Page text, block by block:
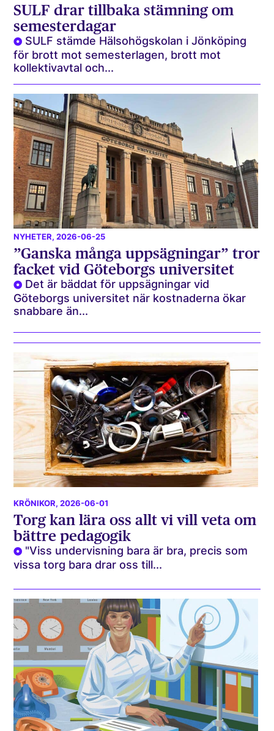
SULF drar tillbaka stämning om
semesterdagar
SULF stämde Hälsohögskolan i Jönköping
för brott mot semesterlagen, brott mot
kollektivavtal och...
NYHETER, 2026-06-25
”Ganska många uppsägningar” tror
facket vid Göteborgs universitet
Det är bäddat för uppsägningar vid
Göteborgs universitet när kostnaderna ökar
snabbare än...
KRÖNIKOR, 2026-06-01
Torg kan lära oss allt vi vill veta om
bättre pedagogik
"Viss undervisning bara är bra, precis som
vissa torg bara drar oss till...